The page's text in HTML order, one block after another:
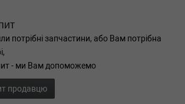
потрібні запчастини, або Вам потрібна
- ми Вам допоможемо
продавцю